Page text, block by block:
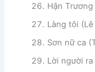
Hận
Làng tôi
Sơn nữ ca
Lời người